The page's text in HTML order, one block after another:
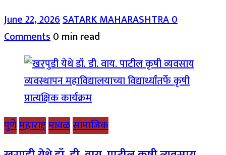
June 22, 2026SATARK MAHARASHTRA0
Comments0 min read
पुणेमहाराष्ट्रमावळसामाजिक